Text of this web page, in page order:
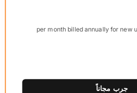
per month billed annually for new
جرب مجاناً